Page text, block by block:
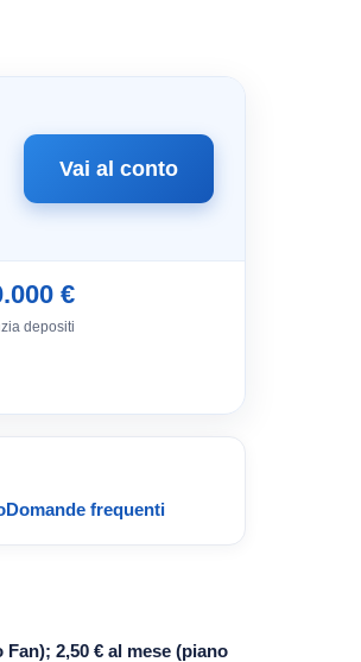
Vai al conto
€
depositi
Domande frequenti
Fan); 2,50 € al mese (piano